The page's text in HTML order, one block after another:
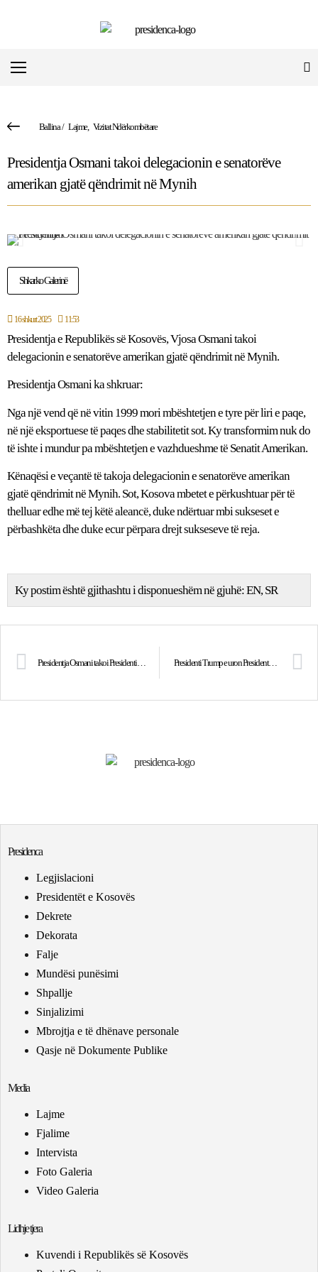
Ballina/ Lajme, Vizitat Ndërkombëtare
Presidentja Osmani takoi delegacionin e senatorëve
amerikan gjatë qëndrimit në Mynih
Shkarko Galerinë
16 shkurt 2025 11:53
Presidentja e Republikës së Kosovës, Vjosa Osmani takoi
delegacionin e senatorëve amerikan gjatë qëndrimit në Mynih.
Presidentja Osmani ka shkruar:
Nga një vend që në vitin 1999 mori mbështetjen e tyre për liri e paqe,
në një eksportuese të paqes dhe stabilitetit sot. Ky transformim nuk do
të ishte i mundur pa mbështetjen e vazhdueshme të Senatit Amerikan.
Kënaqësi e veçantë të takoja delegacionin e senatorëve amerikan
gjatë qëndrimit në Mynih. Sot, Kosova mbetet e përkushtuar për të
thelluar edhe më tej këtë aleancë, duke ndërtuar mbi sukseset e
përbashkëta dhe duke ecur përpara drejt sukseseve të reja.
Ky postim është gjithashtu i disponueshëm në gjuhë:EN SR
Presidentja Osmani takoi Presidentin e Estonisë, Alar Karis: Mirënjohëse për mbështetjen e vazhdueshme të Estonisë në rrugëtimin euroatlantik të Kosovës Presidenti Trump e uron Presidenten Osmani për 17-vjetorin e Pavarësisë së Kosovës
Presidenca
Legjislacioni
Presidentët e Kosovës
Dekrete
Dekorata
Falje
Mundësi punësimi
Shpallje
Sinjalizimi
Mbrojtja e të dhënave personale
Qasje në Dokumente Publike
Media
Lajme
Fjalime
Intervista
Foto Galeria
Video Galeria
Lidhje tjera
Kuvendi i Republikës së Kosovës